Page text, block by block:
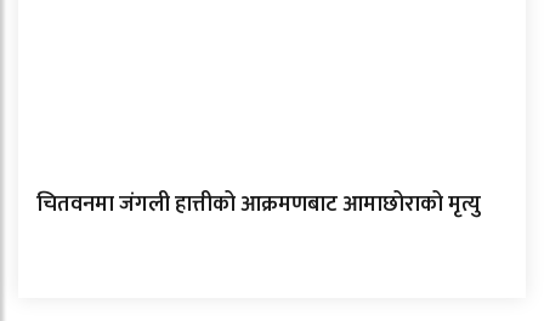
चितवनमा जंगली हात्तीको आक्रमणबाट आमाछोराको मृत्यु